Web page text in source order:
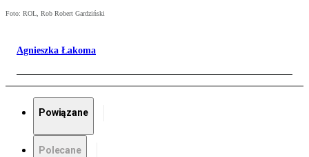
Foto: ROL, Rob Robert Gardziński
Agnieszka Łakoma
Powiązane
Polecane